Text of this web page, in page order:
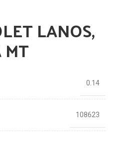
LANOS,
0.14
108623